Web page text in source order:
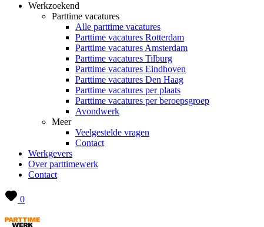
Werkzoekend
Parttime vacatures
Alle parttime vacatures
Parttime vacatures Rotterdam
Parttime vacatures Amsterdam
Parttime vacatures Tilburg
Parttime vacatures Eindhoven
Parttime vacatures Den Haag
Parttime vacatures per plaats
Parttime vacatures per beroepsgroep
Avondwerk
Meer
Veelgestelde vragen
Contact
Werkgevers
Over parttimewerk
Contact
0